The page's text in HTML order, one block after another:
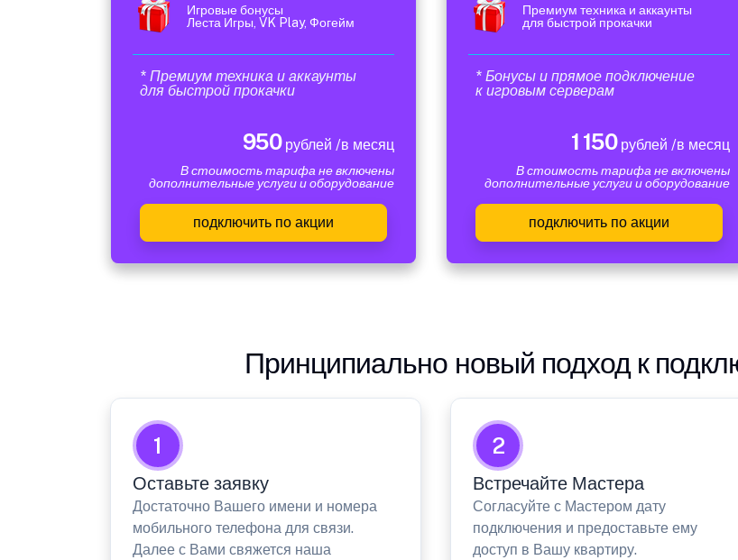
Игровые бонусы
Леста Игры, VK Play, Фогейм
* Премиум техника и аккаунты
для быстрой прокачки
950рублей /в месяц
В стоимость тарифа не включены
дополнительные услуги и оборудование
подключить по акции
Премиум техника и аккаунты
для быстрой прокачки
* Бонусы и прямое подключение
к игровым серверам
1 150рублей /в месяц
В стоимость тарифа не включены
дополнительные услуги и оборудование
подключить по акции
Принципиально новый подход к
1
Оставьте заявку
Достаточно Вашего имени и номера
мобильного телефона для связи.
Далее с Вами свяжется наша
2
Встречайте Мастера
Согласуйте с Мастером дату
подключения и предоставьте ему
доступ в Вашу квартиру.